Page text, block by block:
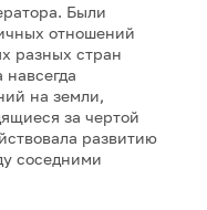
Были
отношений
разных стран
на земли,
за чертой
развитию
соседними